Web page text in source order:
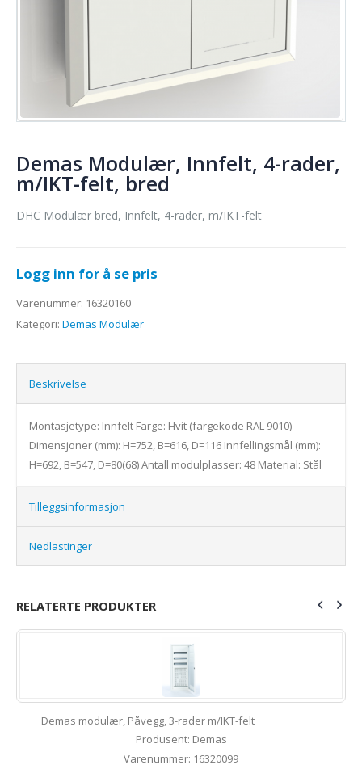
Demas Modulær, Innfelt, 4-rader,
m/IKT-felt, bred
DHC Modulær bred, Innfelt, 4-rader, m/IKT-felt
Logg inn for å se pris
Varenummer: 16320160
Kategori: Demas Modulær
Beskrivelse
Montasjetype: Innfelt Farge: Hvit (fargekode RAL 9010)
Dimensjoner (mm): H=752, B=616, D=116 Innfellingsmål (mm):
H=692, B=547, D=80(68) Antall modulplasser: 48 Material: Stål
Tilleggsinformasjon
Nedlastinger
RELATERTE PRODUKTER
Demas modulær, Påvegg, 3-rader m/IKT-felt
Produsent: Demas
Varenummer: 16320099